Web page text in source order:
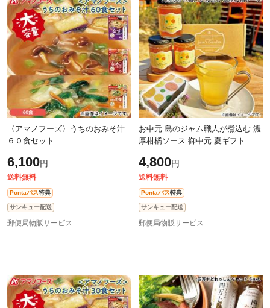
〈アマノフーズ〉うちのおみそ汁
６０食セット
6,100円
送料無料
Pontaパス特典
サンキュー配送
郵便局物販サービス
お中元 島のジャム職人が煮込む 濃
厚柑橘ソース 御中元 夏ギフト ギ
4,800円
送料無料
Pontaパス特典
サンキュー配送
郵便局物販サービス